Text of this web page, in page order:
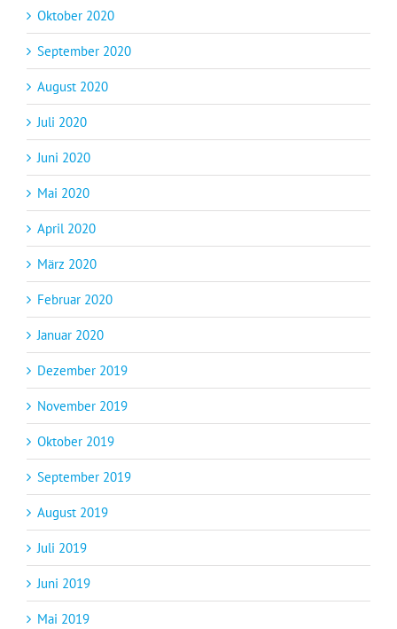
Oktober 2020
September 2020
August 2020
Juli 2020
Juni 2020
Mai 2020
April 2020
März 2020
Februar 2020
Januar 2020
Dezember 2019
November 2019
Oktober 2019
September 2019
August 2019
Juli 2019
Juni 2019
Mai 2019